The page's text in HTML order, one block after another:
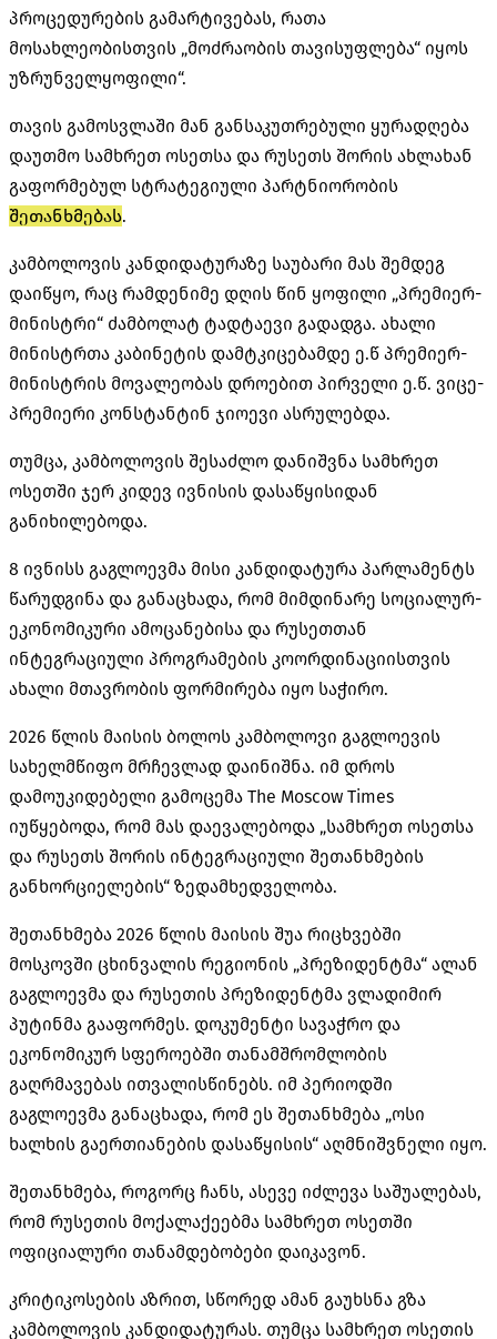
პროცედურების გამარტივებას, რათა
მოსახლეობისთვის „მოძრაობის თავისუფლება“ იყოს
უზრუნველყოფილი“.
თავის გამოსვლაში მან განსაკუთრებული ყურადღება
დაუთმო სამხრეთ ოსეთსა და რუსეთს შორის ახლახან
გაფორმებულ სტრატეგიული პარტნიორობის
შეთანხმებას.
კამბოლოვის კანდიდატურაზე საუბარი მას შემდეგ
დაიწყო, რაც რამდენიმე დღის წინ ყოფილი „პრემიერ-
მინისტრი“ ძამბოლატ ტადტაევი გადადგა. ახალი
მინისტრთა კაბინეტის დამტკიცებამდე ე.წ პრემიერ-
მინისტრის მოვალეობას დროებით პირველი ე.წ. ვიცე-
პრემიერი კონსტანტინ ჯიოევი ასრულებდა.
თუმცა, კამბოლოვის შესაძლო დანიშვნა სამხრეთ
ოსეთში ჯერ კიდევ ივნისის დასაწყისიდან
განიხილებოდა.
8 ივნისს გაგლოევმა მისი კანდიდატურა პარლამენტს
წარუდგინა და განაცხადა, რომ მიმდინარე სოციალურ-
ეკონომიკური ამოცანებისა და რუსეთთან
ინტეგრაციული პროგრამების კოორდინაციისთვის
ახალი მთავრობის ფორმირება იყო საჭირო.
2026 წლის მაისის ბოლოს კამბოლოვი გაგლოევის
სახელმწიფო მრჩევლად დაინიშნა. იმ დროს
დამოუკიდებელი გამოცემა The Moscow Times
იუწყებოდა, რომ მას დაევალებოდა „სამხრეთ ოსეთსა
და რუსეთს შორის ინტეგრაციული შეთანხმების
განხორციელების“ ზედამხედველობა.
შეთანხმება 2026 წლის მაისის შუა რიცხვებში
მოსკოვში ცხინვალის რეგიონის „პრეზიდენტმა“ ალან
გაგლოევმა და რუსეთის პრეზიდენტმა ვლადიმირ
პუტინმა გააფორმეს. დოკუმენტი სავაჭრო და
ეკონომიკურ სფეროებში თანამშრომლობის
გაღრმავებას ითვალისწინებს. იმ პერიოდში
გაგლოევმა განაცხადა, რომ ეს შეთანხმება „ოსი
ხალხის გაერთიანების დასაწყისის“ აღმნიშვნელი იყო.
შეთანხმება, როგორც ჩანს, ასევე იძლევა საშუალებას,
რომ რუსეთის მოქალაქეებმა სამხრეთ ოსეთში
ოფიციალური თანამდებობები დაიკავონ.
კრიტიკოსების აზრით, სწორედ ამან გაუხსნა გზა
კამბოლოვის კანდიდატურას. თუმცა სამხრეთ ოსეთის